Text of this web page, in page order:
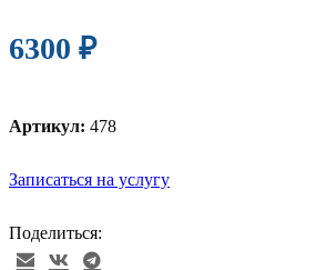
6300 ₽
Артикул: 478
Записаться на услугу
Поделиться: